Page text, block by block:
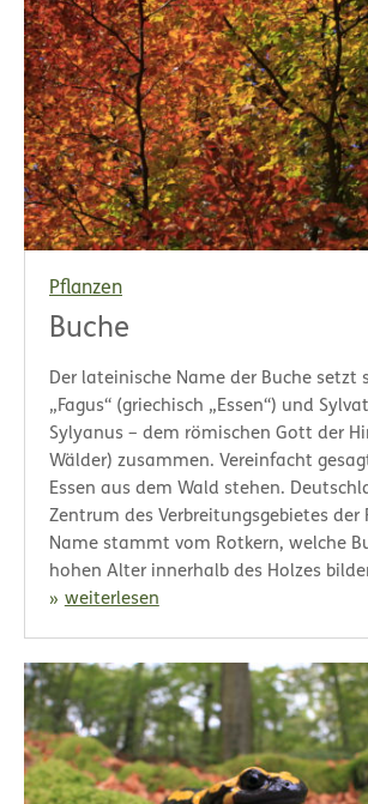
Pflanzen
Buche
Der lateinische Name der Buche setzt
„Fagus“ (griechisch „Essen“) und
Sylyanus – dem römischen Gott der
Wälder) zusammen. Vereinfacht
Essen aus dem Wald stehen.
Zentrum des Verbreitungsgebietes der
Name stammt vom Rotkern, welche
hohen Alter innerhalb des Holzes
weiterlesen